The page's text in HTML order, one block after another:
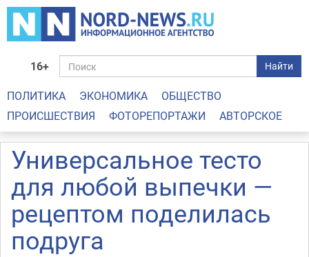
16+ Найти
ПОЛИТИКА ЭКОНОМИКА
ОБЩЕСТВО
ПРОИСШЕСТВИЯ
ФОТОРЕПОРТАЖИ АВТОРСКОЕ
Универсальное тесто
для любой выпечки —
рецептом поделилась
подруга